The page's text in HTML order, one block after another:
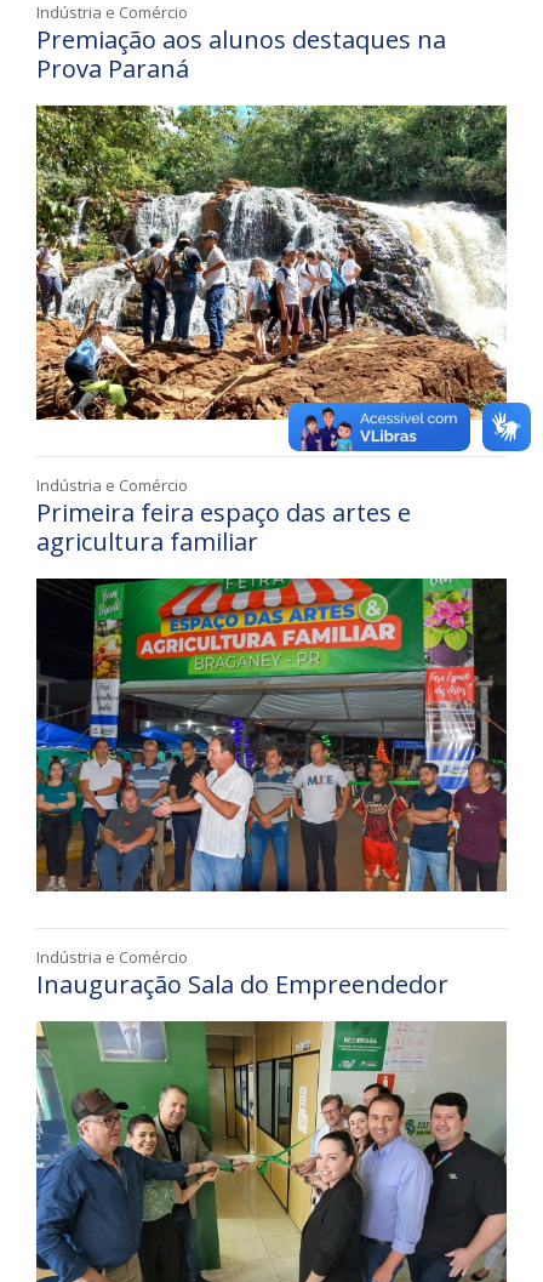
Indústria e Comércio
Premiação aos alunos destaques na
Prova Paraná
Indústria e Comércio
Primeira feira espaço das artes e
agricultura familiar
Indústria e Comércio
Inauguração Sala do Empreendedor